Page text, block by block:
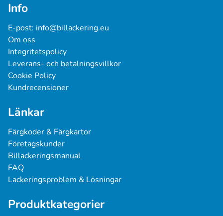
Info
E-post: info@billackering.eu
Om oss
Integritetspolicy
Leverans- och betalningsvillkor
Cookie Policy
Kundrecensioner
Länkar
Färgkoder & Färgkartor
Företagskunder
Billackeringsmanual
FAQ
Lackeringsproblem & Lösningar
Produktkategorier